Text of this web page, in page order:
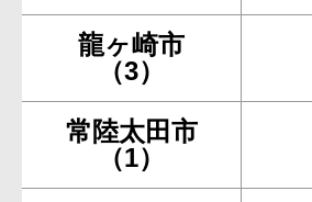
龍ヶ崎市
（3）
常陸太田市
（1）